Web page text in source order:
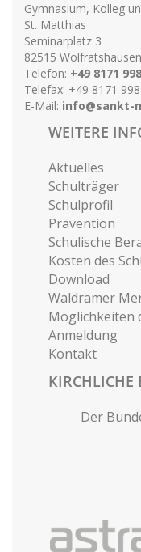
Gymnasium, Kolleg
St. Matthias
Seminarplatz 3
82515 Wolfratshausen
Telefon: +49 8171
Telefax: +49 8171
E-Mail: info@sankt-
WEITERE
Aktuelles
Schulträger
Schulprofil
Prävention
Schulische
Kosten des
Download
Waldramer
Möglichkeiten
Anmeldung
Kontakt
KIRCHLICHE
Der